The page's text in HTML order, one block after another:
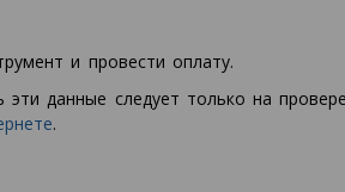
и провести оплату.
данные следует только на
.